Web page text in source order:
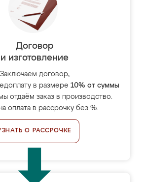
Договор
и изготовление
Заключаем договор,
в размере 10% от суммы
отдаём заказ в производство.
оплата в рассрочку без %.
О РАССРОЧКЕ